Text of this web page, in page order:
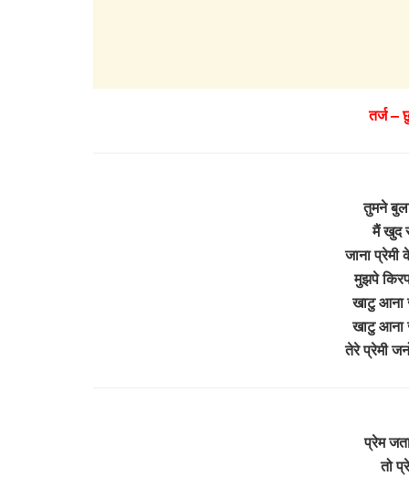
तर्ज –
तुमने
मैं खुद
जाना प्रेमी
मुझपे
खाटु आना
खाटु आना
तेरे प्रेमी
प्रेम
तो